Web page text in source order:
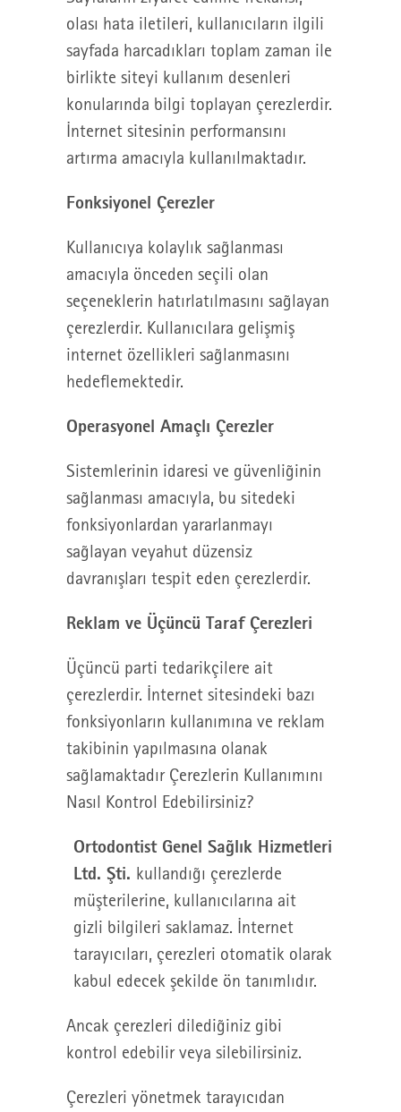
olası hata iletileri, kullanıcıların ilgili
sayfada harcadıkları toplam zaman ile
birlikte siteyi kullanım desenleri
konularında bilgi toplayan çerezlerdir.
İnternet sitesinin performansını
artırma amacıyla kullanılmaktadır.
Fonksiyonel Çerezler
Kullanıcıya kolaylık sağlanması
amacıyla önceden seçili olan
seçeneklerin hatırlatılmasını sağlayan
çerezlerdir. Kullanıcılara gelişmiş
internet özellikleri sağlanmasını
hedeflemektedir.
Operasyonel Amaçlı Çerezler
Sistemlerinin idaresi ve güvenliğinin
sağlanması amacıyla, bu sitedeki
fonksiyonlardan yararlanmayı
sağlayan veyahut düzensiz
davranışları tespit eden çerezlerdir.
Reklam ve Üçüncü Taraf Çerezleri
Üçüncü parti tedarikçilere ait
çerezlerdir. İnternet sitesindeki bazı
fonksiyonların kullanımına ve reklam
takibinin yapılmasına olanak
sağlamaktadır Çerezlerin Kullanımını
Nasıl Kontrol Edebilirsiniz?
Ortodontist Genel Sağlık Hizmetleri
Ltd. Şti. kullandığı çerezlerde
müşterilerine, kullanıcılarına ait
gizli bilgileri saklamaz. İnternet
tarayıcıları, çerezleri otomatik olarak
kabul edecek şekilde ön tanımlıdır.
Ancak çerezleri dilediğiniz gibi
kontrol edebilir veya silebilirsiniz.
Çerezleri yönetmek tarayıcıdan